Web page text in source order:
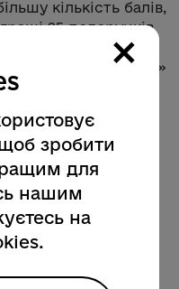
кількість балів,
25 подарунків
за мотивами
«Звірі в Болотні»
можна пройти лише
в розіграші.
кількість
тест, 76
2023 році 13 980
кінця.
×
зробити
для
нашим
на